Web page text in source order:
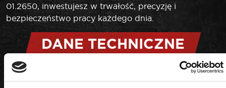
01.2650, inwestujesz w trwałość, precyzję i
bezpieczeństwo pracy każdego dnia.
DANE TECHNICZNE